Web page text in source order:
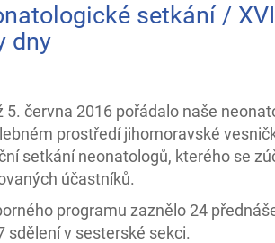
setkání /
dny
5. června 2016 pořádalo naše
prostředí jihomoravské
setkání neonatologů, kterého se
účastníků.
programu zaznělo 24
sdělení v sesterské sekci.